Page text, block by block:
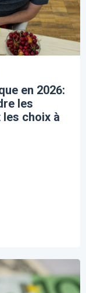
en 2026:
les
choix à